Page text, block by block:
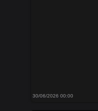
30/06/2026 00:00